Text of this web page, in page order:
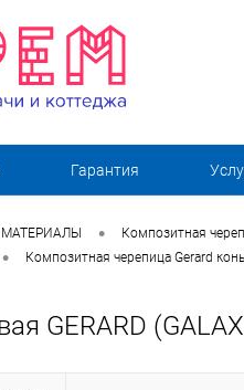
Гарантия
•
Композитная
•
Композитная черепица Gerard
GERARD